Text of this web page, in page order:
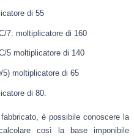
di 55
7: moltiplicatore di 160
5 moltiplicatore di 140
5) moltiplicatore di 65
di 80.
è possibile conoscere la
così la base imponibile